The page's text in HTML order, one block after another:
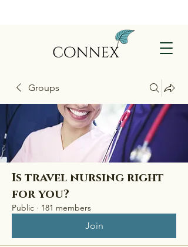
Groups
Is travel nursing right
for you?
Public · 181 members
Join